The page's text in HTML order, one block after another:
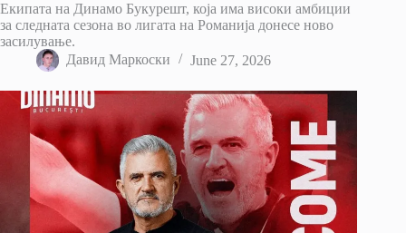
Екипата на Динамо Букурешт, која има високи амбиции
за следната сезона во лигата на Романија донесе ново
засилување.
Давид Маркоски
June 27, 2026